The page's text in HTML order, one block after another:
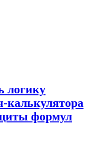
логику
калькулятора
формул